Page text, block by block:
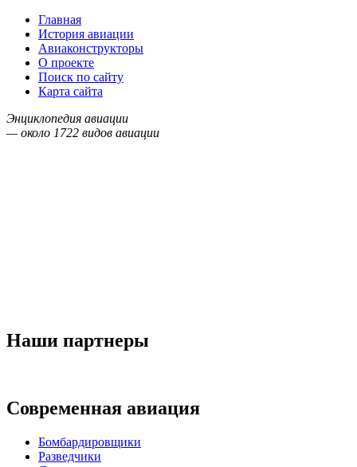
Главная
История авиации
Авиаконструкторы
О проекте
Поиск по сайту
Карта сайта
Энциклопедия авиации
— около 1722 видов авиации
Наши партнеры
Современная авиация
Бомбардировщики
Разведчики